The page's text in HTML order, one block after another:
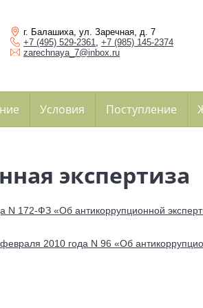
г. Балашиха, ул. Заречная, д. 7
+7 (495) 529-2361
+7 (985) 145-2374
zarechnaya_7@inbox.ru
Условия Поступление
экспертиза
172-ФЗ «Об антикоррупционной
2010 года N 96 «Об